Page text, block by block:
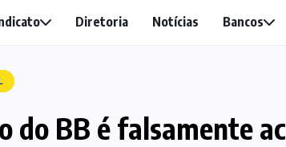
Diretoria Notícias Bancos
do BB é falsamente